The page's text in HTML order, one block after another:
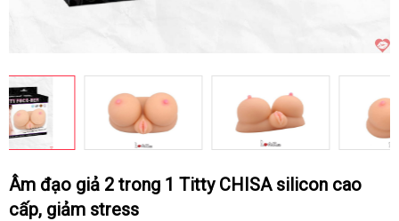
Âm đạo giả 2 trong 1 Titty CHISA silicon cao
cấp, giảm stress